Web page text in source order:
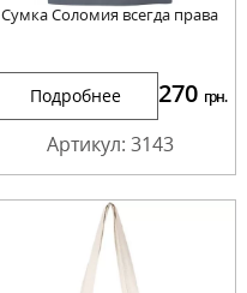
Сумка Соломия всегда права
Подробнее 270 грн.
Артикул: 3143